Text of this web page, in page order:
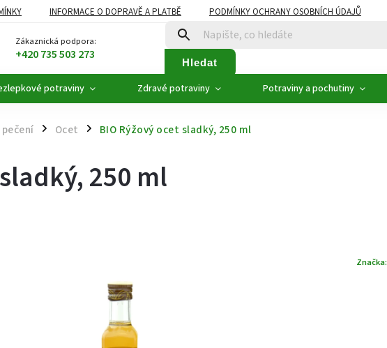
INFORMACE O DOPRAVĚ A PLATBĚ PODMÍNKY OCHRANY OSOBNÍCH ÚDAJŮ
ZDRAVÉ POTRAVINY NOVINKY AKCE, SLEVY
Zákaznická podpora:
+420 735 503 273 Hledat
potraviny Zdravé potraviny Potraviny a pochutiny
/ Ocet / BIO Rýžový ocet sladký, 250 ml
250 ml
Značka: